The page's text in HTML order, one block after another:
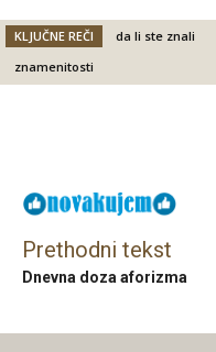
KLJUČNE REČI da li ste znali
znamenitosti
Prethodni tekst
Dnevna doza aforizma